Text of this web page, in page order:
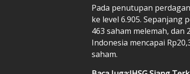
Pada penutupan
ke level 6.905. Sepanjang
463 saham melemah,
Indonesia mencapai
saham.